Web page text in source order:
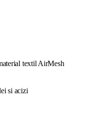
textil AirMesh
si acizi